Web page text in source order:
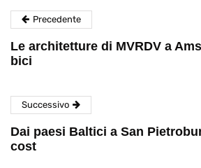
Precedente
Le architetture di MVRDV a
bici
Successivo
Dai paesi Baltici a San
cost